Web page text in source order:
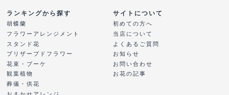
ランキングから探す
胡蝶蘭
フラワーアレンジメント
スタンド花
プリザーブドフラワー
花束・ブーケ
観葉植物
葬儀・供花
サイトについて
初めての方へ
当店について
よくあるご質問
お知らせ
お問い合わせ
お花の記事